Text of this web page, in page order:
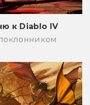
к Diablo IV